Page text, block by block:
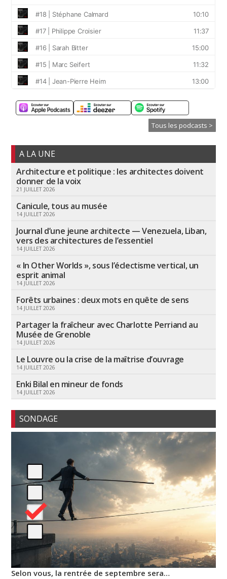
Tous les podcasts >
A LA UNE
Architecture et politique : les architectes doivent
donner de la voix
21 JUILLET 2026
Canicule, tous au musée
14 JUILLET 2026
Journal d’une jeune architecte — Venezuela, Liban,
vers des architectures de l’essentiel
14 JUILLET 2026
« In Other Worlds », sous l’éclectisme vertical, un
esprit animal
14 JUILLET 2026
Forêts urbaines : deux mots en quête de sens
14 JUILLET 2026
Partager la fraîcheur avec Charlotte Perriand au
Musée de Grenoble
14 JUILLET 2026
Le Louvre ou la crise de la maîtrise d’ouvrage
14 JUILLET 2026
Enki Bilal en mineur de fonds
14 JUILLET 2026
SONDAGE
Selon vous, la rentrée de septembre sera…